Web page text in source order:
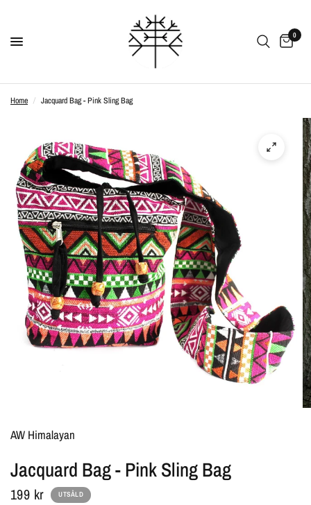
0
Home / Jacquard Bag - Pink Sling Bag
AW Himalayan
Jacquard Bag - Pink Sling Bag
199 kr UTSÅLD